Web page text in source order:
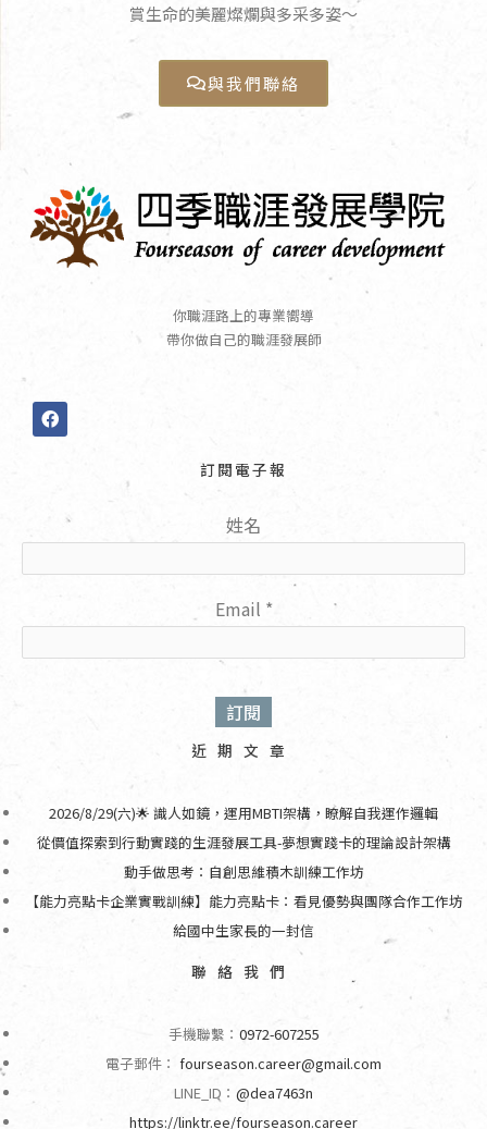
賞生命的美麗燦爛與多采多姿〜
與我們聯絡
你職涯路上的專業嚮導
帶你做自己的職涯發展師
F
a
c
訂閱電子報
姓名
Email *
近期文章
2026/8/29(六)🌟 識人如鏡，運用MBTI架構，瞭解自我運作邏輯
從價值探索到行動實踐的生涯發展工具-夢想實踐卡的理論設計架構
動手做思考：自創思維積木訓練工作坊
【能力亮點卡企業實戰訓練】能力亮點卡：看見優勢與團隊合作工作坊
給國中生家長的一封信
聯絡我們
手機聯繫： 0972-607255
電子郵件： fourseason.career@gmail.com
LINE_ID： @dea7463n
https://linktr.ee/fourseason.career